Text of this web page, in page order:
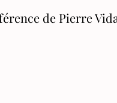
de Pierre